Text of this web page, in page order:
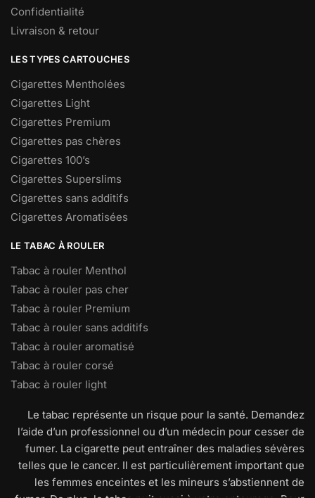
Confidentialité
Livraison & retour
LES TYPES CARTOUCHES
Cigarettes Mentholées
Cigarettes Light
Cigarettes Premium
Cigarettes pas chères
Cigarettes 100’s
Cigarettes Superslims
Cigarettes sans additifs
Cigarettes Aromatisées
LE TABAC À ROULER
Tabac à rouler Menthol
Tabac à rouler pas cher
Tabac à rouler Premium
Tabac à rouler sans additifs
Tabac à rouler aromatisé
Tabac à rouler corsé
Tabac à rouler light
Le tabac représente un risque pour la santé. Demandez
l’aide d’un professionnel ou d’un médecin pour cesser de
fumer. La cigarette peut entraîner des maladies sévères
telles que le cancer. Il est particulièrement important que
les femmes enceintes et les mineurs s’abstiennent de